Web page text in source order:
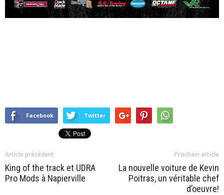
Facebook Twitter
Article précédent
King of the track et UDRA
Pro Mods à Napierville
Prochain article
La nouvelle voiture de Kevin
Poitras, un véritable chef
d’oeuvre!